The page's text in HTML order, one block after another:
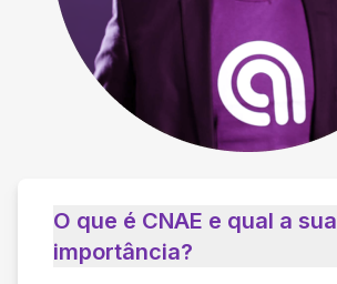
O que é CNAE e qual a sua
importância?